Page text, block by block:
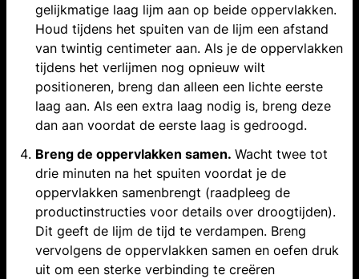
gelijkmatige laag lijm aan op beide oppervlakken.
Houd tijdens het spuiten van de lijm een afstand
van twintig centimeter aan. Als je de oppervlakken
tijdens het verlijmen nog opnieuw wilt
positioneren, breng dan alleen een lichte eerste
laag aan. Als een extra laag nodig is, breng deze
dan aan voordat de eerste laag is gedroogd.
Breng de oppervlakken samen. Wacht twee tot
drie minuten na het spuiten voordat je de
oppervlakken samenbrengt (raadpleeg de
productinstructies voor details over droogtijden).
Dit geeft de lijm de tijd te verdampen. Breng
vervolgens de oppervlakken samen en oefen druk
uit om een sterke verbinding te creëren